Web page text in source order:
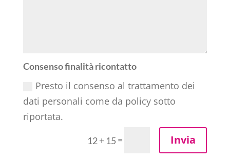
Consenso finalità ricontatto
Presto il consenso al trattamento dei
dati personali come da policy sotto
riportata.
12 + 15= Invia